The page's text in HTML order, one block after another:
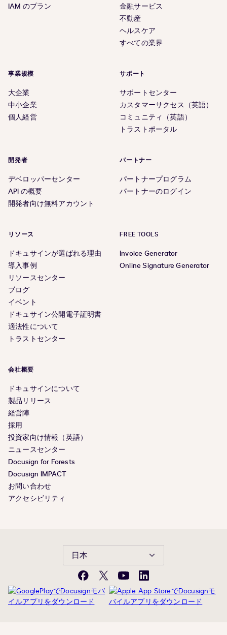
IAM のプラン
金融サービス
不動産
ヘルスケア
すべての業界
事業規模
大企業
中小企業
個人経営
サポート
サポートセンター
カスタマーサクセス（英語）
コミュニティ（英語）
トラストポータル
開発者
デベロッパーセンター
API の概要
開発者向け無料アカウント
パートナー
パートナープログラム
パートナーのログイン
リソース
ドキュサインが選ばれる理由
導入事例
リソースセンター
ブログ
イベント
ドキュサイン公開電子証明書
適法性について
トラストセンター
FREE TOOLS
Invoice Generator
Online Signature Generator
会社概要
ドキュサインについて
製品リリース
経営陣
採用
投資家向け情報（英語）
ニュースセンター
Docusign for Forests
Docusign IMPACT
お問い合わせ
アクセシビリティ
日本
Facebook
X(旧
Twitter)
YouTubeLinkedIn